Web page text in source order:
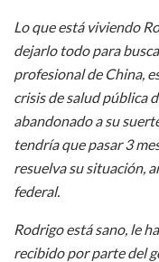
Lo que está viviendo
dejarlo todo para
profesional de China,
crisis de salud pública
abandonado a su
tendría que pasar 3
resuelva su situación,
federal.
Rodrigo está sano, le
recibido por parte del